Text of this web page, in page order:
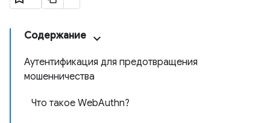
Содержание
Аутентификация для предотвращения
мошенничества
Что такое WebAuthn?